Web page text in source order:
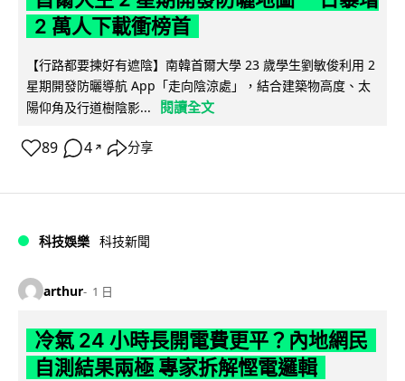
2 萬人下載衝榜首
【行路都要揀好有遮陰】南韓首爾大學 23 歲學生劉敏俊利用 2
星期開發防曬導航 App「走向陰涼處」，結合建築物高度、太
陽仰角及行道樹陰影...
閱讀全文
89 4 ↗ 分享
科技娛樂 科技新聞
arthur 1 日
冷氣 24 小時長開電費更平？內地網民
自測結果兩極 專家拆解慳電邏輯